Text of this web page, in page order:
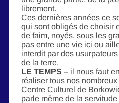
librement.
Ces dernières années ce
qui sont obligés de choisir
de faim, noyés, sous les
pas entre une vie ici ou
interdit par des
de la terre.
LE TEMPS – il nous faut
réaliser tous nos
Centre Culturel de
parle même de la servitude